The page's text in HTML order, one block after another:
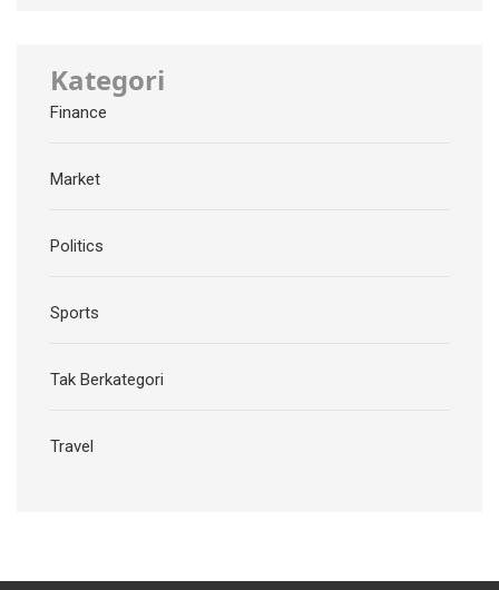
Kategori
Finance
Market
Politics
Sports
Tak Berkategori
Travel